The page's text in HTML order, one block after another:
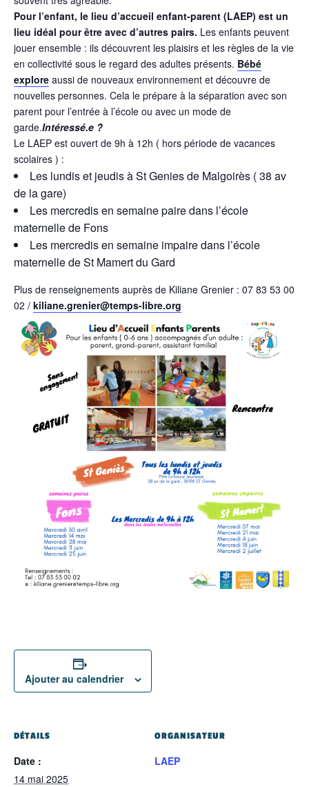
Pour l’enfant, le lieu d’accueil enfant-parent (LAEP) est un
lieu idéal pour être avec d’autres pairs. Les enfants peuvent
jouer ensemble : ils découvrent les plaisirs et les règles de la vie
en collectivité sous le regard des adultes présents. Bébé
explore aussi de nouveaux environnement et découvre de
nouvelles personnes. Cela le prépare à la séparation avec son
parent pour l’entrée à l’école ou avec un mode de
garde.Intéressé.e ?
Le LAEP est ouvert de 9h à 12h ( hors période de vacances
scolaires ) :
Les lundis et jeudis à St Genies de Malgoirès ( 38 av
de la gare)
Les mercredis en semaine paire dans l’école
maternelle de Fons
Les mercredis en semaine impaire dans l’école
maternelle de St Mamert du Gard
Plus de renseignements auprès de Kiliane Grenier : 07 83 53 00
02 / kiliane.grenier@temps-libre.org
Ajouter au calendrier
DÉTAILS
Date :
14 mai 2025
ORGANISATEUR
LAEP